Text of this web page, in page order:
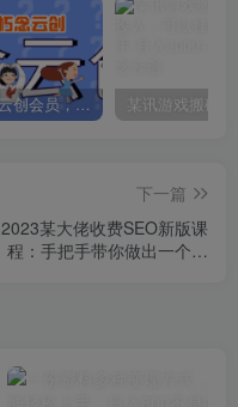
加入朽念云创会员，全站资源免费学习。
下一篇
2023某大佬收费SEO新版课
程：手把手带你做出一个权